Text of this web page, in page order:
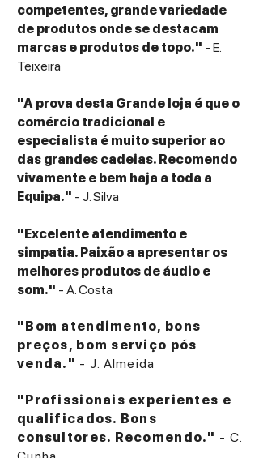
competentes, grande variedade
de produtos onde se destacam
marcas e produtos de topo." - E.
Teixeira
"A prova desta Grande loja é que o
comércio tradicional e
especialista é muito superior ao
das grandes cadeias. Recomendo
vivamente e bem haja a toda a
Equipa." - J. Silva
"Excelente atendimento e
simpatia. Paixão a apresentar os
melhores produtos de áudio e
som." - A. Costa
"Bom atendimento, bons
preços, bom serviço pós
venda." - J. Almeida
"Profissionais experientes e
qualificados. Bons
consultores. Recomendo." - C.